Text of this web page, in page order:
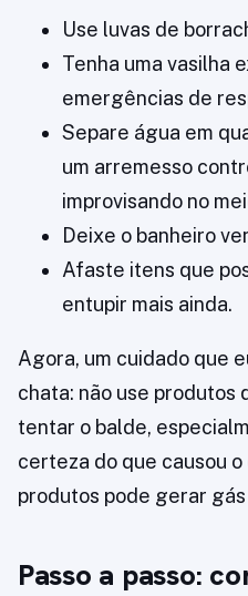
Use luvas de
Tenha uma vasilha
emergências de
Separe água em
um arremesso
improvisando no
Deixe o banheiro
Afaste itens que
entupir mais ainda.
Agora, um cuidado que
chata: não use
tentar o balde,
certeza do que causou
produtos pode gerar
Passo a passo: